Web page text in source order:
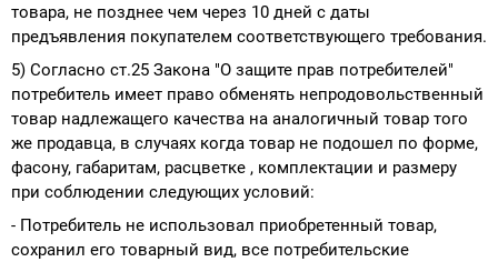
товара, не позднее чем через 10 дней с даты
предъявления покупателем соответствующего требования.
5) Согласно ст.25 Закона "О защите прав потребителей"
потребитель имеет право обменять непродовольственный
товар надлежащего качества на аналогичный товар того
же продавца, в случаях когда товар не подошел по форме,
фасону, габаритам, расцветке , комплектации и размеру
при соблюдении следующих условий:
- Потребитель не использовал приобретенный товар,
сохранил его товарный вид, все потребительские